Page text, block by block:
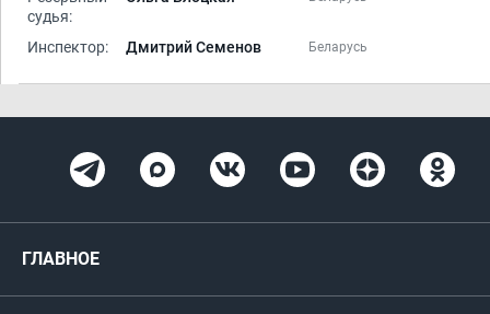
судья:
Инспектор: Дмитрий Семенов Беларусь
ГЛАВНОЕ